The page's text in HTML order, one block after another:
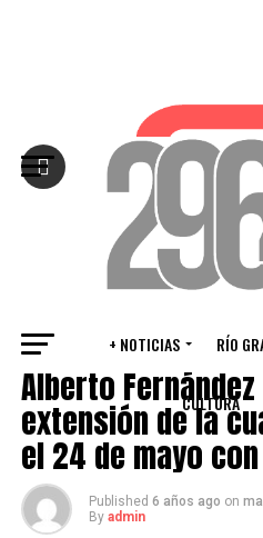
+ NOTICIAS RÍO
CULTURA
NACIONALES
Alberto
extensión de la
el 24 de mayo
Published 6 años ago on
By admin